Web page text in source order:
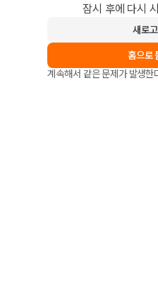
잠시 후에 다시
새로
홈으로
계속해서 같은 문제가 발생한